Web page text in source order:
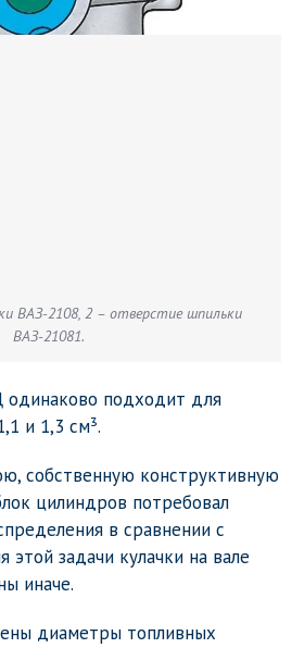
ВАЗ-2108, 2 – отверстие шпильки
ВАЗ-21081.
одинаково подходит для
и 1,3 см³.
собственную конструктивную
цилиндров потребовал
в сравнении с
задачи кулачки на вале
иначе.
диаметры топливных